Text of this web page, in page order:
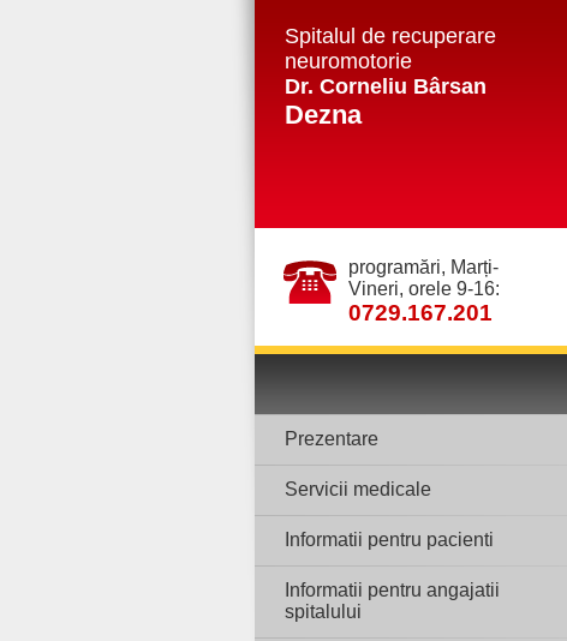
Spitalul de recuperare
neuromotorie
Dr. Corneliu Bârsan
Dezna
programări, Marți-
Vineri, orele 9-16:
0729.167.201
Prezentare
Servicii medicale
Informatii pentru pacienti
Informatii pentru angajatii
spitalului